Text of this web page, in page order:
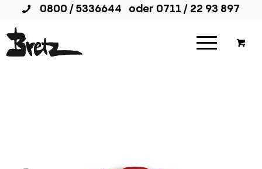
0800 / 5336644 oder 0711 / 22 93 897